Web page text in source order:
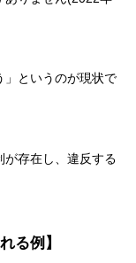
」というのが現状で
が存在し、違反する
る例】